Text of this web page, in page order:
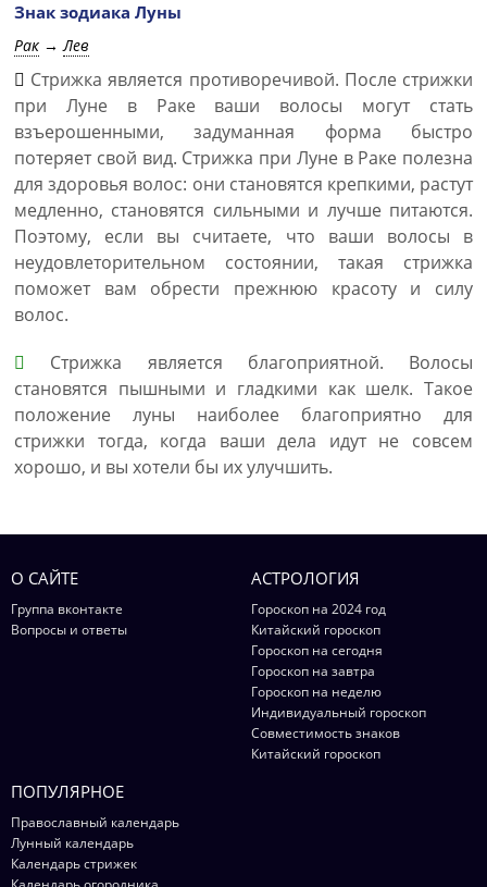
Знак зодиака Луны
Рак →Лев
Стрижка является противоречивой. После стрижки
при Луне в Раке ваши волосы могут стать
взъерошенными, задуманная форма быстро
потеряет свой вид. Стрижка при Луне в Раке полезна
для здоровья волос: они становятся крепкими, растут
медленно, становятся сильными и лучше питаются.
Поэтому, если вы считаете, что ваши волосы в
неудовлеторительном состоянии, такая стрижка
поможет вам обрести прежнюю красоту и силу
волос.
Стрижка является благоприятной. Волосы
становятся пышными и гладкими как шелк. Такое
положение луны наиболее благоприятно для
стрижки тогда, когда ваши дела идут не совсем
хорошо, и вы хотели бы их улучшить.
О САЙТЕ
Группа вконтакте
Вопросы и ответы
АСТРОЛОГИЯ
Гороскоп на 2024 год
Китайский гороскоп
Гороскоп на сегодня
Гороскоп на завтра
Гороскоп на неделю
Индивидуальный гороскоп
Совместимость знаков
Китайский гороскоп
ПОПУЛЯРНОЕ
Православный календарь
Лунный календарь
Календарь стрижек